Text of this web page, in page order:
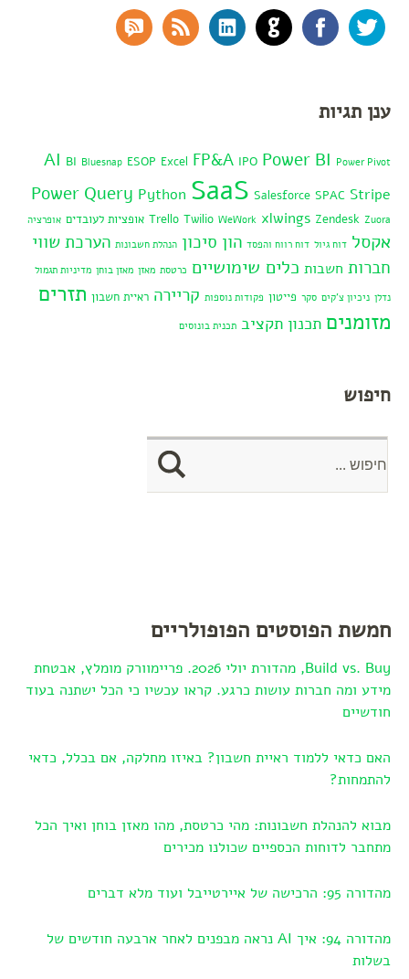
Twitter
Facebook
GitHub
LinkedIn
RSS Feed
ענן תגיות
AI BI Bluesnap ESOP Excel FP&A IPO Power BI Power Pivot
Power Query Python SaaS Salesforce SPAC Stripe
Trello Twilio WeWork xlwings Zendesk Zuora אופציות לעובדים אופרציה
אקסל דוח גיול דוח רווח והפסד הון סיכון הנהלת חשבונות הערכת שווי
חברות חשבות כלים שימושיים כרטסת מאזן מאזן בוחן מדיניות תגמול
נדלן ניכיון צ'קים סקר פייטון פקודות נוספות קריירה ראיית חשבון תזרים
מזומנים תכנון תקציב תכנית בונוסים
חיפוש
חמשת הפוסטים הפופולריים
Build vs. Buy, מהדורת יולי 2026. פריימוורק מומלץ, אבטחת
מידע ומה חברות עושות כרגע. קראו עכשיו כי הכל ישתנה בעוד
חודשיים
האם כדאי ללמוד ראיית חשבון? באיזו מחלקה, אם בכלל, כדאי
להתמחות?
מבוא להנהלת חשבונות: מהי כרטסת, מהו מאזן בוחן ואיך הכל
מתחבר לדוחות הכספיים שכולנו מכירים
מהדורה 95: הרכישה של איירטייבל ועוד מלא דברים
מהדורה 94: איך AI נראה מבפנים לאחר ארבעה חודשים של
בשלות